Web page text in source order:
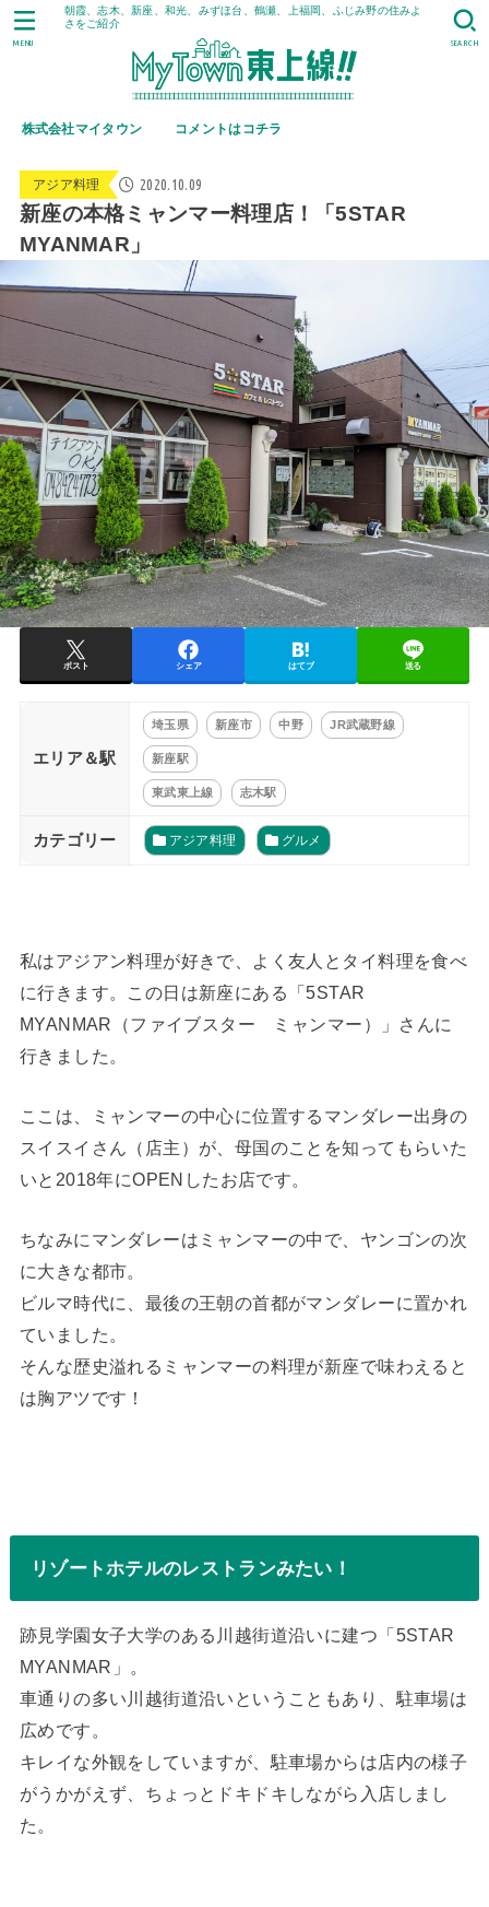
朝霞、志木、新座、和光、みずほ台、鶴瀬、上福岡、ふじみ野の住みよ
さをご紹介
株式会社マイタウン コメントはコチラ
SEARCH
MENU
アジア料理 2020.10.09
新座の本格ミャンマー料理店！「5STAR
MYANMAR」
ポスト シェア はてブ 送る
エリア＆駅
埼玉県 新座市 中野 JR武蔵野線
新座駅
東武東上線 志木駅
カテゴリー アジア料理 グルメ
私はアジアン料理が好きで、よく友人とタイ料理を食べ
に行きます。この日は新座にある「5STAR
MYANMAR（ファイブスター ミャンマー）」さんに
行きました。
ここは、ミャンマーの中心に位置するマンダレー出身の
スイスイさん（店主）が、母国のことを知ってもらいた
いと2018年にOPENしたお店です。
ちなみにマンダレーはミャンマーの中で、ヤンゴンの次
に大きな都市。
ビルマ時代に、最後の王朝の首都がマンダレーに置かれ
ていました。
そんな歴史溢れるミャンマーの料理が新座で味わえると
は胸アツです！
リゾートホテルのレストランみたい！
跡見学園女子大学のある川越街道沿いに建つ「5STAR
MYANMAR」。
車通りの多い川越街道沿いということもあり、駐車場は
広めです。
キレイな外観をしていますが、駐車場からは店内の様子
がうかがえず、ちょっとドキドキしながら入店しまし
た。